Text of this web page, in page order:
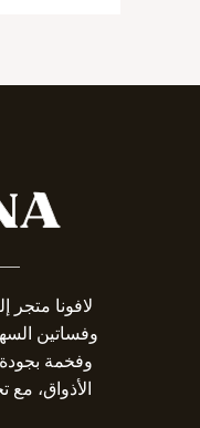
لافونا متجر
وفساتين
وفخمة
الأذواق،